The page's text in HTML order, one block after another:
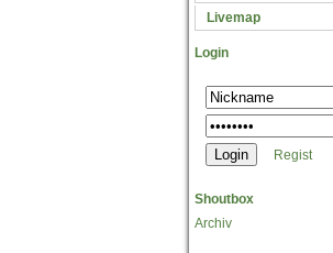
Livemap
Login
Regist
Shoutbox
Archiv